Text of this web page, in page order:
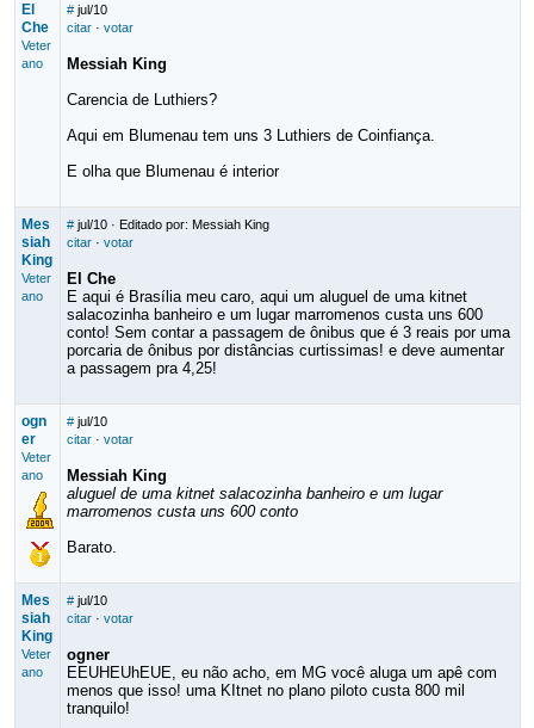
El
Che
Veter
ano
# jul/10
citar· votar
Messiah King
Carencia de Luthiers?
Aqui em Blumenau tem uns 3 Luthiers de Coinfiança.
E olha que Blumenau é interior
Mes
siah
King
Veter
ano
# jul/10· Editado por: Messiah King
citar· votar
El Che
E aqui é Brasília meu caro, aqui um aluguel de uma kitnet
salacozinha banheiro e um lugar marromenos custa uns 600
conto! Sem contar a passagem de ônibus que é 3 reais por uma
porcaria de ônibus por distâncias curtissimas! e deve aumentar
a passagem pra 4,25!
ogn
er
Veter
ano
# jul/10
citar· votar
Messiah King
aluguel de uma kitnet salacozinha banheiro e um lugar
marromenos custa uns 600 conto
Barato.
Mes
siah
King
Veter
ano
# jul/10
citar· votar
ogner
EEUHEUhEUE, eu não acho, em MG você aluga um apê com
menos que isso! uma KItnet no plano piloto custa 800 mil
tranquilo!